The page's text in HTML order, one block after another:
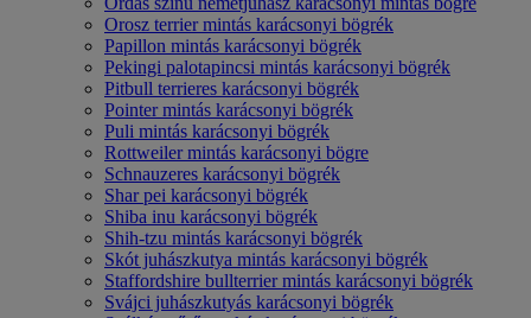
Orosz terrier mintás karácsonyi bögrék
Papillon mintás karácsonyi bögrék
Pekingi palotapincsi mintás karácsonyi bögrék
Pitbull terrieres karácsonyi bögrék
Pointer mintás karácsonyi bögrék
Puli mintás karácsonyi bögrék
Rottweiler mintás karácsonyi bögre
Schnauzeres karácsonyi bögrék
Shar pei karácsonyi bögrék
Shiba inu karácsonyi bögrék
Shih-tzu mintás karácsonyi bögrék
Skót juhászkutya mintás karácsonyi bögrék
Staffordshire bullterrier mintás karácsonyi bögrék
Svájci juhászkutyás karácsonyi bögrék